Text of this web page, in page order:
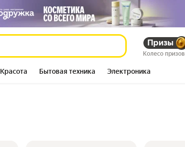
Призы
Колесо призов
Красота Бытовая техника Электроника